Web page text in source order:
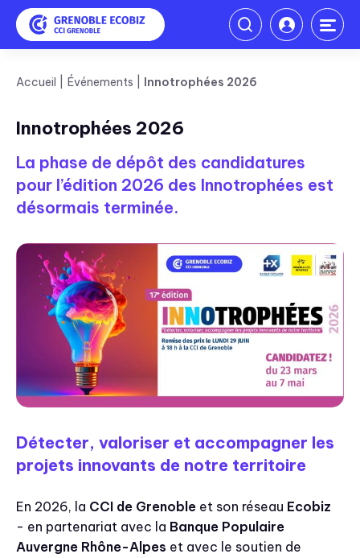
Accueil Événements Innotrophées 2026
Innotrophées 2026
La phase de dépôt des candidatures
pour l’édition 2026 des Innotrophées est
désormais terminée.
Détecter, valoriser et accompagner les
projets innovants de notre territoire
En 2026, la CCI de Grenoble et son réseau Ecobiz
- en partenariat avec la Banque Populaire
Auvergne Rhône-Alpes et avec le soutien de